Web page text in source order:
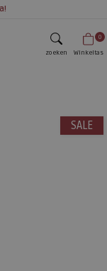
zoeken
0
Winkeltas
SALE